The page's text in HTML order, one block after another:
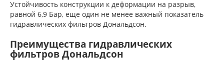
Устойчивость конструкции к деформации на разрыв,
равной 6,9 Бар, еще один не менее важный показатель
гидравлических фильтров Дональдсон.
Преимущества гидравлических
фильтров Дональдсон